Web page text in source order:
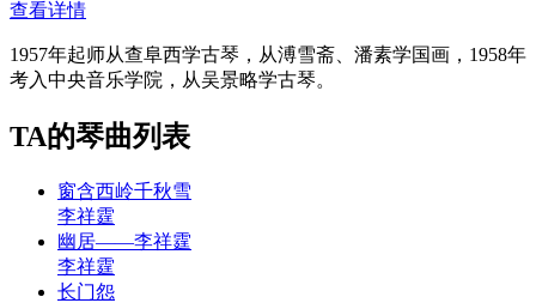
查看详情
1957年起师从查阜西学古琴，从溥雪斋、潘素学国画，1958年
考入中央音乐学院，从吴景略学古琴。
TA的琴曲列表
窗含西岭千秋雪
李祥霆
幽居——李祥霆
李祥霆
长门怨